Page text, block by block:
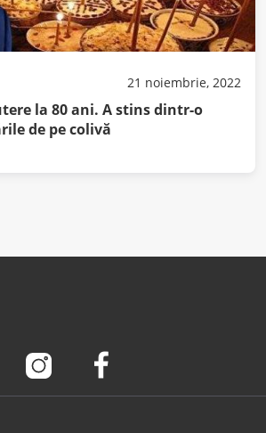
21 noiembrie, 2022
la 80 ani. A stins dintr-o
de pe colivă